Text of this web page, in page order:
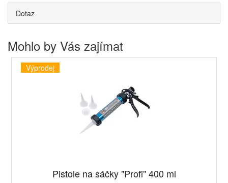
Dotaz
Mohlo by Vás zajímat
Výprodej
Pistole na sáčky "Profi" 400 ml